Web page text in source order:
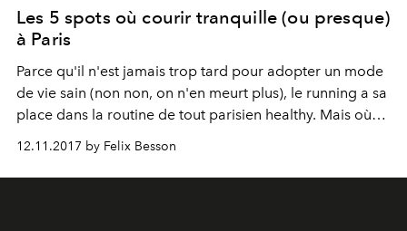
Les 5 spots où courir tranquille (ou presque)
à Paris
Parce qu'il n'est jamais trop tard pour adopter un mode
de vie sain (non non, on n'en meurt plus), le running a sa
place dans la routine de tout parisien healthy. Mais où
concurrencer Usain Bolt sans pots d'échappement en
pleine figure ? La réponse en 5 points.
12.11.2017 by Felix Besson